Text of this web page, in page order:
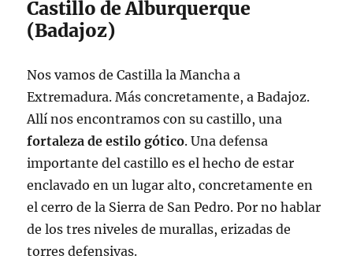
Castillo de Alburquerque
(Badajoz)
Nos vamos de Castilla la Mancha a
Extremadura. Más concretamente, a Badajoz.
Allí nos encontramos con su castillo, una
fortaleza de estilo gótico. Una defensa
importante del castillo es el hecho de estar
enclavado en un lugar alto, concretamente en
el cerro de la Sierra de San Pedro. Por no hablar
de los tres niveles de murallas, erizadas de
torres defensivas.